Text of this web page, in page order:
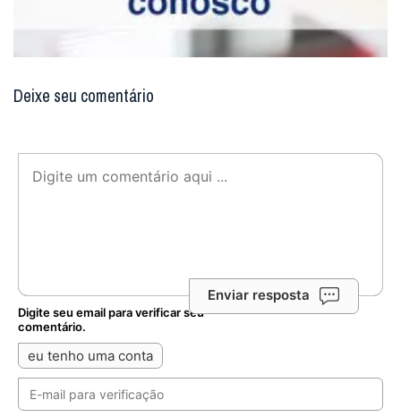
Deixe seu comentário
Enviar resposta
Digite seu email para verificar seu
comentário.
eu tenho uma conta